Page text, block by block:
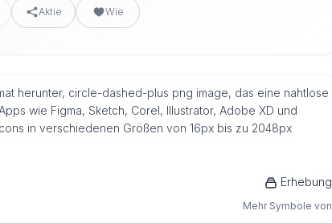
Aktie Wie
herunter, circle-dashed-plus png image, das eine nahtlose
wie Figma, Sketch, Corel, Illustrator, Adobe XD und
in verschiedenen Größen von 16px bis zu 2048px
Erhebung
Mehr Symbole von